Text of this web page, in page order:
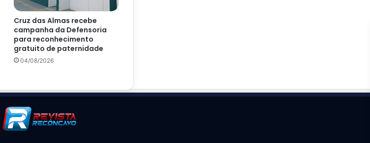
Cruz das Almas recebe
campanha da Defensoria
para reconhecimento
gratuito de paternidade
04/08/2026